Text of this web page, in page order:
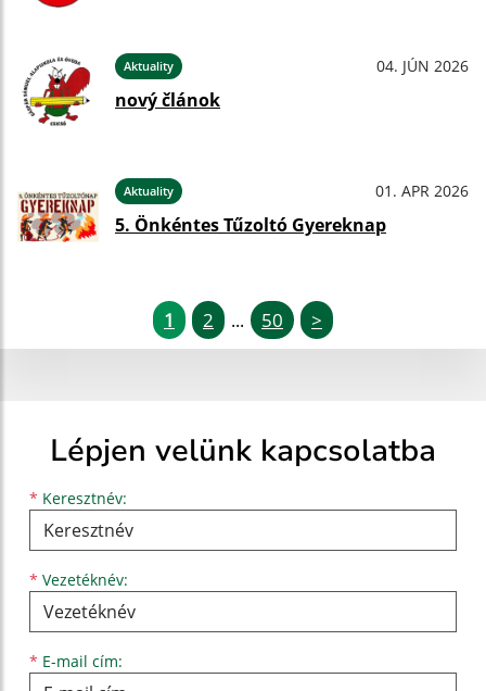
Aktuality 04. JÚN 2026
nový článok
Aktuality 01. APR 2026
5. Önkéntes Tűzoltó Gyereknap
1 2 ... 50 >
Lépjen velünk kapcsolatba
* Keresztnév:
Keresztnév
* Vezetéknév:
Vezetéknév
* E-mail cím:
E-mail cím